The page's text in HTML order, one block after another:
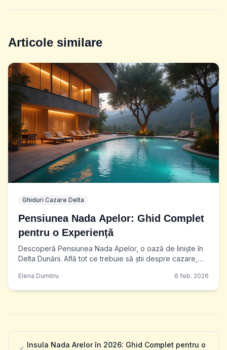
Articole similare
Ghiduri Cazare Delta
Pensiunea Nada Apelor: Ghid Complet
pentru o Experiență
Descoperă Pensiunea Nada Apelor, o oază de liniște în
Delta Dunării. Află tot ce trebuie să știi despre cazare,
Elena Dumitru 6 feb. 2026
Insula Nada Arelor în 2026: Ghid Complet pentru o